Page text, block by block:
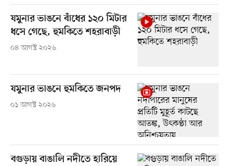
যমুনার ভাঙনে বাঁধের ১২০ মিটার
ধসে গেছে, হুমকিতে শহরাবাড়ী
০৪ আগস্ট ২০২৬
যমুনার ভাঙনে হুমকিতে জনপদ
০১ আগস্ট ২০২৬
বগুড়ায় বাঙালি নদীতে হারিয়ে